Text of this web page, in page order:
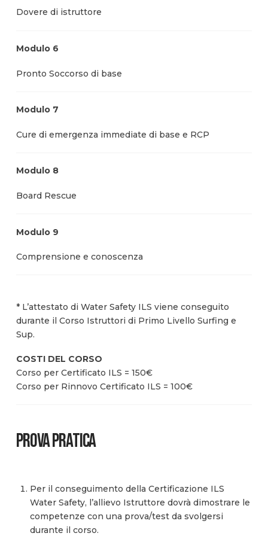
Dovere di istruttore
Modulo 6
Pronto Soccorso di base
Modulo 7
Cure di emergenza immediate di base e RCP
Modulo 8
Board Rescue
Modulo 9
Comprensione e conoscenza
* L’attestato di Water Safety ILS viene conseguito
durante il Corso Istruttori di Primo Livello Surfing e
Sup.
COSTI DEL CORSO
Corso per Certificato ILS = 150€
Corso per Rinnovo Certificato ILS = 100€
PROVA PRATICA
Per il conseguimento della Certificazione ILS
Water Safety, l’allievo Istruttore dovrà dimostrare le
competenze con una prova/test da svolgersi
durante il corso.